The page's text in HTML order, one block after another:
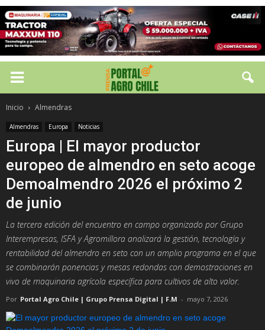
Inicio Almendras
Almendras Europa Noticias
Europa | El mayor productor
europeo de almendro en seto acoge
Demoalmendro 2026 el próximo 2
de junio
La tercera edición del encuentro en campo organizado por Grupo
Interempresas, ISFA y Agromillora analizará la gestión, tecnología y
rentabilidad del almendro en seto con un amplio programa en el que
se combinarán ponencias y mesas redondas con demostraciones en
vivo de maquinaria agrícola específica para cultivos de alto valor.
Por Portal Agro Chile | Grupo Prensa Digital | F.M - mayo 7, 2026